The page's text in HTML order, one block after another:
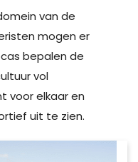
van de
mogen er
bepalen de
vol
voor elkaar en
uit te zien.